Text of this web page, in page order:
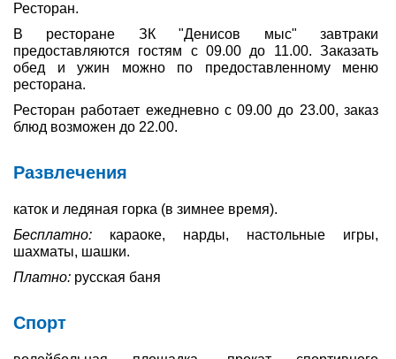
Ресторан.
В ресторане ЗК "Денисов мыс" завтраки
предоставляются гостям с 09.00 до 11.00. Заказать
обед и ужин можно по предоставленному меню
ресторана.
Ресторан работает ежедневно с 09.00 до 23.00, заказ
блюд возможен до 22.00.
Развлечения
каток и ледяная горка (в зимнее время).
Бесплатно: караоке, нарды, настольные игры,
шахматы, шашки.
Платно: русская баня
Спорт